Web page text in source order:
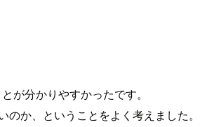
が分かりやすかったです。
か、ということをよく考えました。